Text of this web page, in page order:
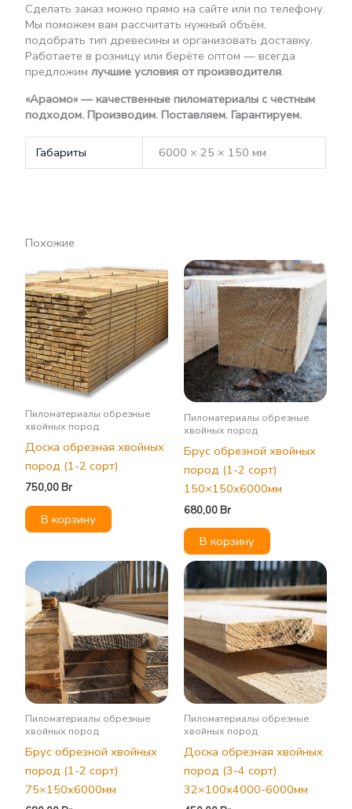
Сделать заказ можно прямо на сайте или по телефону.
Мы поможем вам рассчитать нужный объём,
подобрать тип древесины и организовать доставку.
Работаете в розницу или берёте оптом — всегда
предложимлучшие условия от производителя.
«Араомо» — качественные пиломатериалы с честным
подходом. Производим. Поставляем. Гарантируем.
Габариты 6000 × 25 × 150 мм
Похожие
Пиломатериалы обрезные
хвойных пород
Доска обрезная хвойных
пород (1-2 сорт)
750,00Br
В корзину
Пиломатериалы обрезные
хвойных пород
Брус обрезной хвойных
пород (1-2 сорт)
150×150х6000мм
680,00Br
В корзину
Пиломатериалы обрезные
хвойных пород
Брус обрезной хвойных
пород (1-2 сорт)
75×150х6000мм
Пиломатериалы обрезные
хвойных пород
Доска обрезная хвойных
пород (3-4 сорт)
32×100х4000-6000мм